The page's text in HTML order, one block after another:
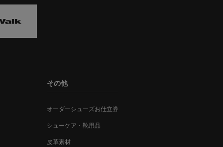
その他
オーダーシューズお仕立券
シューケア・靴用品
皮革素材